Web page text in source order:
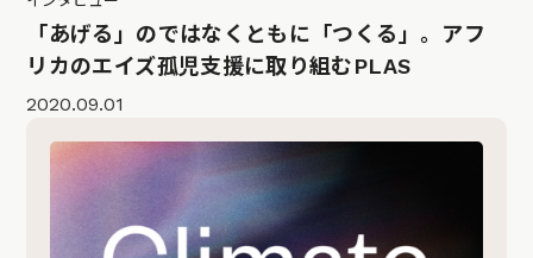
「あげる」のではなくともに「つくる」。アフ
リカのエイズ孤児支援に取り組むPLAS
2020.09.01